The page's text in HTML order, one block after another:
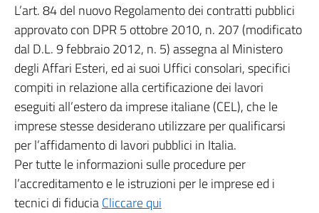
L’art. 84 del nuovo Regolamento dei contratti pubblici
approvato con DPR 5 ottobre 2010, n. 207 (modificato
dal D.L. 9 febbraio 2012, n. 5) assegna al Ministero
degli Affari Esteri, ed ai suoi Uffici consolari, specifici
compiti in relazione alla certificazione dei lavori
eseguiti all’estero da imprese italiane (CEL), che le
imprese stesse desiderano utilizzare per qualificarsi
per l’affidamento di lavori pubblici in Italia.
Per tutte le informazioni sulle procedure per
l’accreditamento e le istruzioni per le imprese ed i
tecnici di fiduciaCliccare qui